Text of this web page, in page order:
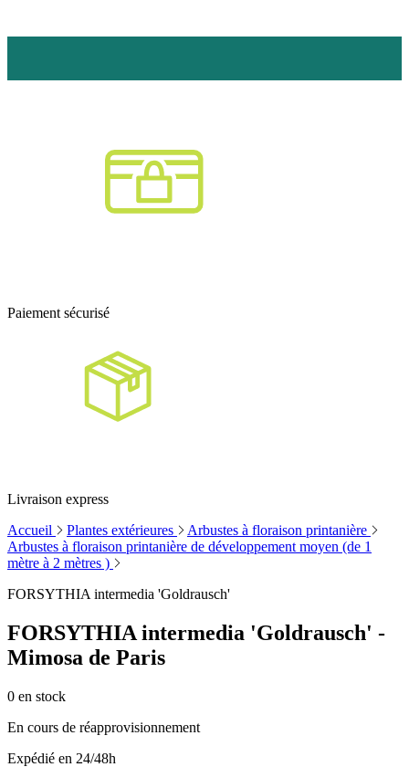
Paiement sécurisé
Livraison express
Accueil
Plantes extérieures
Arbustes à floraison printanière
Arbustes à floraison printanière de développement moyen (de 1
mètre à 2 mètres )
FORSYTHIA intermedia 'Goldrausch'
FORSYTHIA intermedia 'Goldrausch' -
Mimosa de Paris
0 en stock
En cours de réapprovisionnement
Expédié en 24/48h